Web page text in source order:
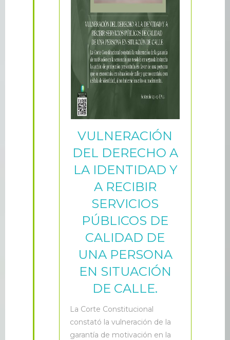
VULNERACIÓN
DEL DERECHO A
LA IDENTIDAD Y
A RECIBIR
SERVICIOS
PÚBLICOS DE
CALIDAD DE
UNA PERSONA
EN SITUACIÓN
DE CALLE.
La Corte Constitucional
constató la vulneración de la
garantía de motivación en la